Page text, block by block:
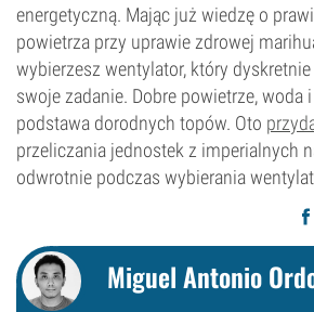
energetyczną. Mając już wiedzę o
powietrza przy uprawie zdrowej
wybierzesz wentylator, który
swoje zadanie. Dobre powietrze, woda
podstawa dorodnych topów. Oto
przeliczania jednostek z imperialnych
odwrotnie podczas wybierania
Miguel Antonio